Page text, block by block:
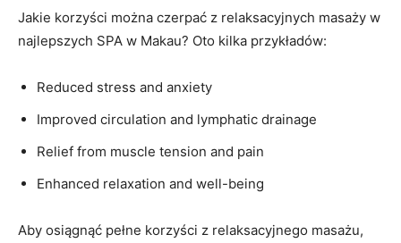
Jakie korzyści można czerpać ​z relaksacyjnych masaży w​
najlepszych SPA w Makau? Oto kilka przykładów:
Reduced stress and anxiety
Improved⁢ circulation and lymphatic drainage
Relief ⁣from muscle tension ​and pain
Enhanced⁤ relaxation ‍and well-being
Aby osiągnąć pełne korzyści‌ z relaksacyjnego masażu,